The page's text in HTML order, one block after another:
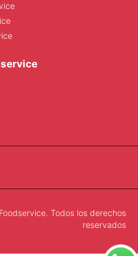
Todos los derechos
reservados